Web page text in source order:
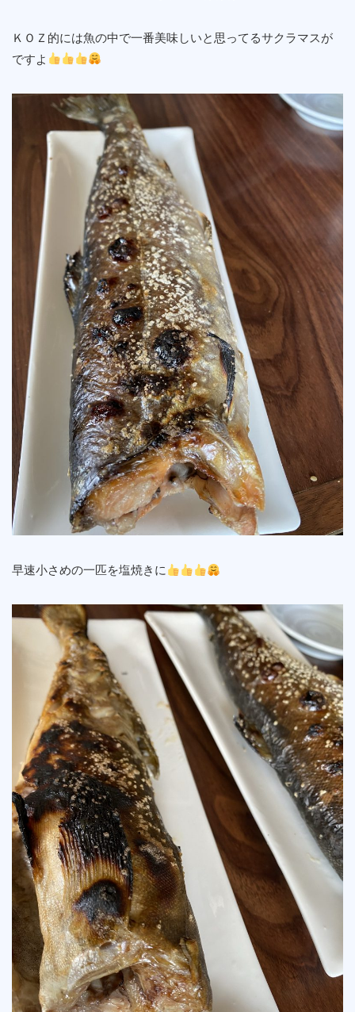
ＫＯＺ的には魚の中で一番美味しいと思ってるサクラマスが
ですよ
早速小さめの一匹を塩焼きに